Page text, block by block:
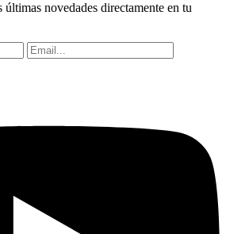
novedades directamente en tu